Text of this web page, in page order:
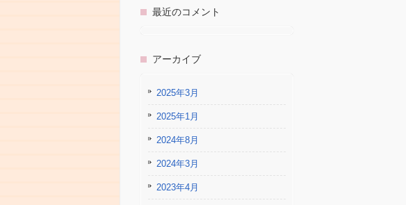
最近のコメント
アーカイブ
2025年3月
2025年1月
2024年8月
2024年3月
2023年4月